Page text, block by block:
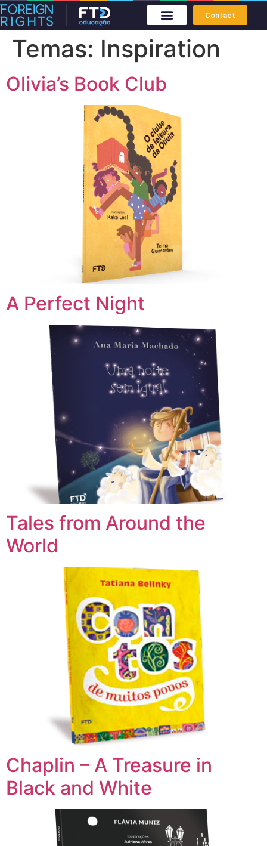
Contact
Temas: Inspiration
Olivia’s Book Club
A Perfect Night
Tales from Around the
World
Chaplin – A Treasure in
Black and White